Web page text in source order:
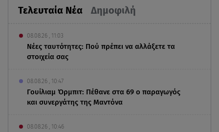
Τελευταία Νέα Δημοφιλή
08.08.26 , 11:03
Νέες ταυτότητες: Πού πρέπει να αλλάξετε τα
στοιχεία σας
08.08.26 , 10:47
Γουίλιαμ Όρμπιτ: Πέθανε στα 69 ο παραγωγός
και συνεργάτης της Μαντόνα
08.08.26 , 10:46